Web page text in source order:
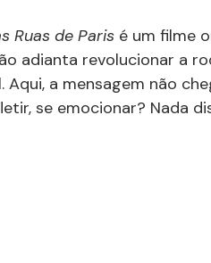
Ruas de Paris é um filme
adianta revolucionar a
Aqui, a mensagem não
se emocionar? Nada